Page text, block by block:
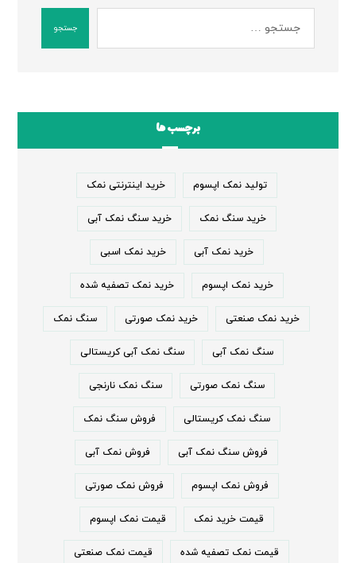
جستجو
برچسب ها
تولید نمک اپسوم خرید اینترنتی نمک
خرید سنگ نمک خرید سنگ نمک آبی
خرید نمک آبی خرید نمک اسبی
خرید نمک اپسوم خرید نمک تصفیه شده
خرید نمک صنعتی خرید نمک صورتی سنگ نمک
سنگ نمک آبی سنگ نمک آبی کریستالی
سنگ نمک صورتی سنگ نمک نارنجی
سنگ نمک کریستالی فروش سنگ نمک
فروش سنگ نمک آبی فروش نمک آبی
فروش نمک اپسوم فروش نمک صورتی
قیمت خرید نمک قیمت نمک اپسوم
قیمت نمک تصفیه شده قیمت نمک صنعتی